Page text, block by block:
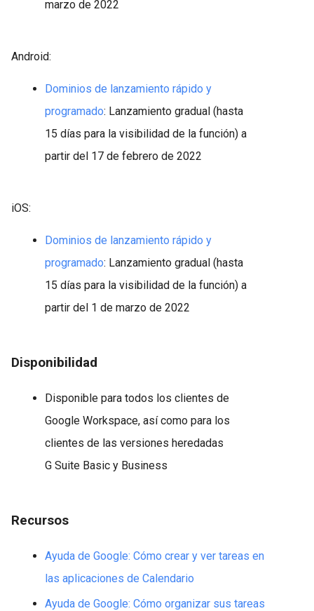
marzo de 2022
Android:
Dominios de lanzamiento rápido y
programado: Lanzamiento gradual (hasta
15 días para la visibilidad de la función) a
partir del 17 de febrero de 2022
iOS:
Dominios de lanzamiento rápido y
programado: Lanzamiento gradual (hasta
15 días para la visibilidad de la función) a
partir del 1 de marzo de 2022
Disponibilidad
Disponible para todos los clientes de
Google Workspace, así como para los
clientes de las versiones heredadas
G Suite Basic y Business
Recursos
Ayuda de Google: Cómo crear y ver tareas en
las aplicaciones de Calendario
Ayuda de Google: Cómo organizar sus tareas